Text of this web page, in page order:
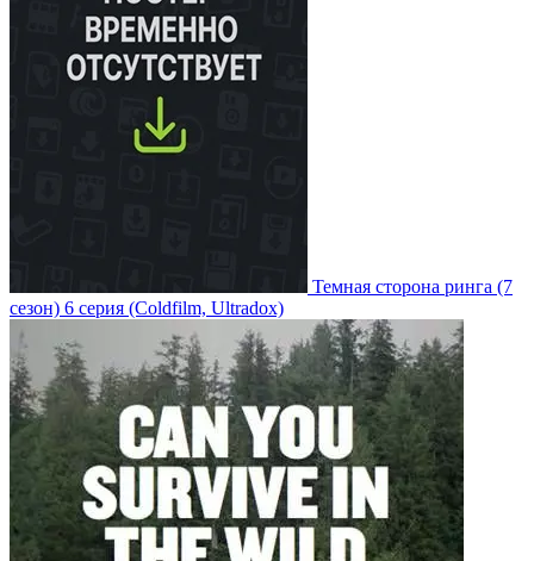
Темная сторона ринга (7
сезон) 6 серия (Coldfilm, Ultradox)